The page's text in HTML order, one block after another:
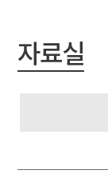
자료실